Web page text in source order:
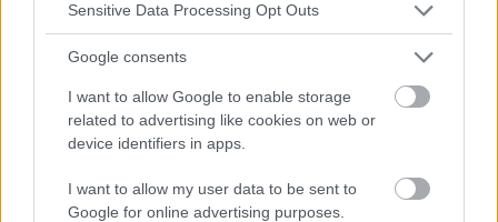
Sensitive Data Processing Opt Outs
Google consents
I want to allow Google to enable storage
related to advertising like cookies on web or
device identifiers in apps.
I want to allow my user data to be sent to
Google for online advertising purposes.
Die Inhalte und Materialien auf dieser Website dienen nur zu
Redaktion der Website sind nicht für die Ergebnisse ihrer
Anwendung verantwortlich. Bevor Sie Ratschläge oder Tipps auf
der Website verwenden, ist es unbedingt erforderlich, einen Arzt